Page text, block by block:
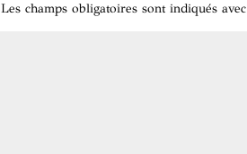
Les champs obligatoires sont indiqués avec